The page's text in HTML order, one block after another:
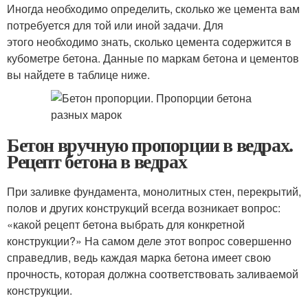
Иногда необходимо определить, сколько же цемента вам
потребуется для той или иной задачи. Для
этого необходимо знать, сколько цемента содержится в
кубометре бетона. Данные по маркам бетона и цементов
вы найдете в таблице ниже.
Бетон вручную пропорции в ведрах.
Рецепт бетона в ведрах
При заливке фундамента, монолитных стен, перекрытий,
полов и других конструкций всегда возникает вопрос:
«какой рецепт бетона выбрать для конкретной
конструкции?» На самом деле этот вопрос совершенно
справедлив, ведь каждая марка бетона имеет свою
прочность, которая должна соответствовать заливаемой
конструкции.